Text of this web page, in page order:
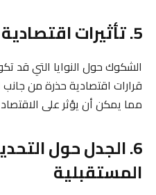
5. تأثيرات اقتصادية غير متوقعة
الشكوك حول النوايا التي قد
قرارات اقتصادية حذرة من جانب
مما يمكن أن يؤثر على
6. الجدل حول
المستقبلية